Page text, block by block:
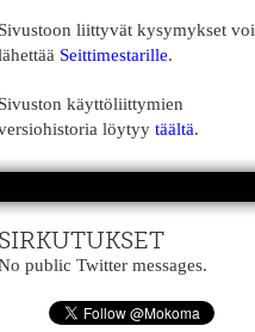
liittyvät kysymykset voi
Seittimestarille.
käyttöliittymien
löytyy täältä.
public Twitter messages.